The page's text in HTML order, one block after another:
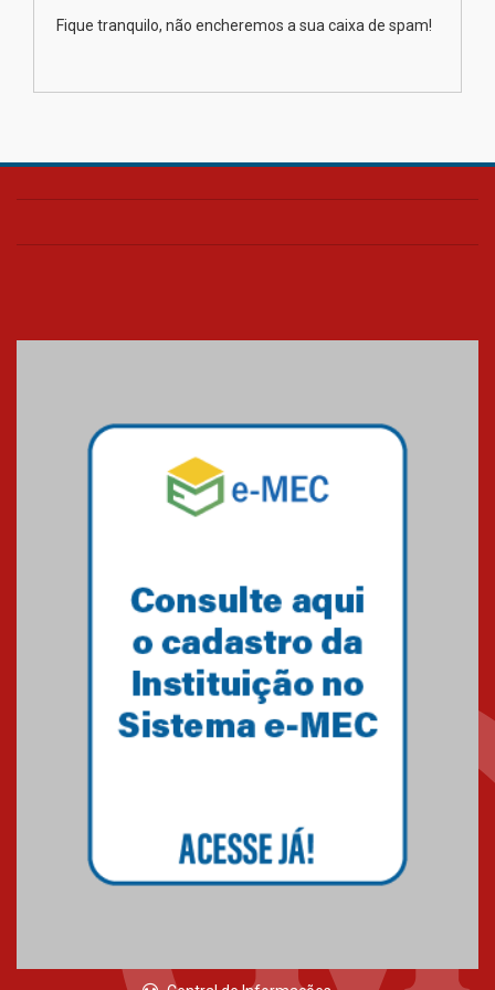
na educação dos filhos além da
Fique tranquilo, não encheremos a sua caixa de spam!